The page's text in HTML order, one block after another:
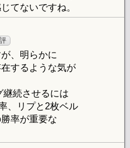
てないですね。
評
、明らかに
するような気が
継続させるには
、リプと2枚ベル
率が重要な